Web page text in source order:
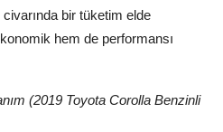
bir tüketim elde
hem de performansı
(2019 Toyota Corolla Benzinli